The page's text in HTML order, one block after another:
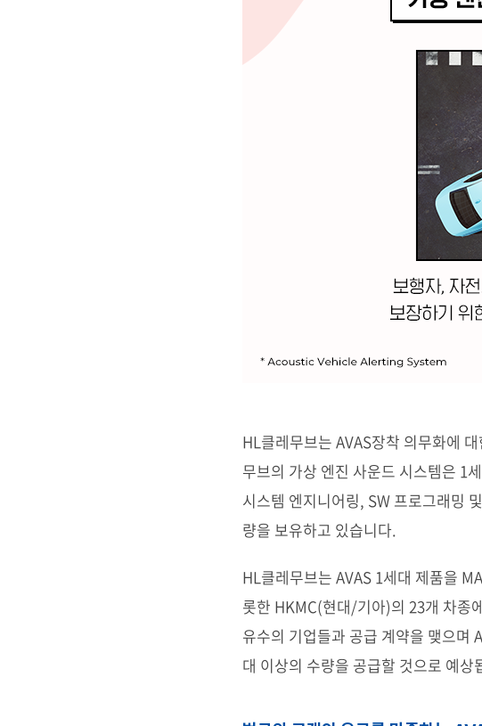
HL클레무브는 AVAS장착 의무화에
무브의 가상 엔진 사운드 시스템은 1
시스템 엔지니어링, SW 프로그래밍
량을 보유하고 있습니다.
HL클레무브는 AVAS 1세대 제품을
롯한 HKMC(현대/기아)의 23개 차종
유수의 기업들과 공급 계약을 맺으며
대 이상의 수량을 공급할 것으로 예상